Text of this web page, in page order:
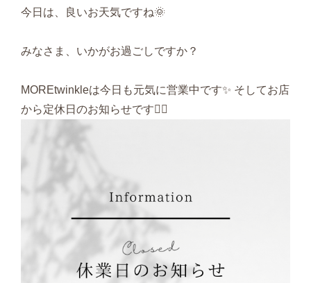
今日は、良いお天気ですね🌞
みなさま、いかがお過ごしですか？
MOREtwinkleは今日も元気に営業中です✨ そしてお店
から定休日のお知らせです🙇‍♂️